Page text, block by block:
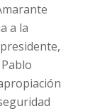
a la